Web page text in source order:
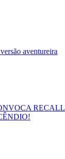
aventureira
RECALL